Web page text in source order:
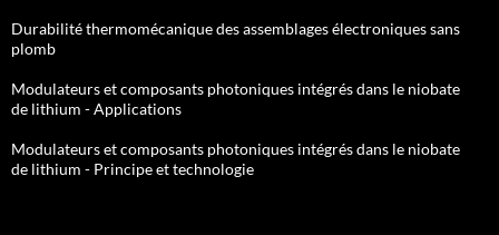
Durabilité thermomécanique des assemblages électroniques sans
plomb
Modulateurs et composants photoniques intégrés dans le niobate
de lithium - Applications
Modulateurs et composants photoniques intégrés dans le niobate
de lithium - Principe et technologie